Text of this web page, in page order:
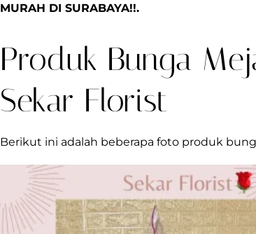
MURAH DI SURABAYA!!.
Produk Bunga
Sekar Florist
Berikut ini adalah beberapa foto produk